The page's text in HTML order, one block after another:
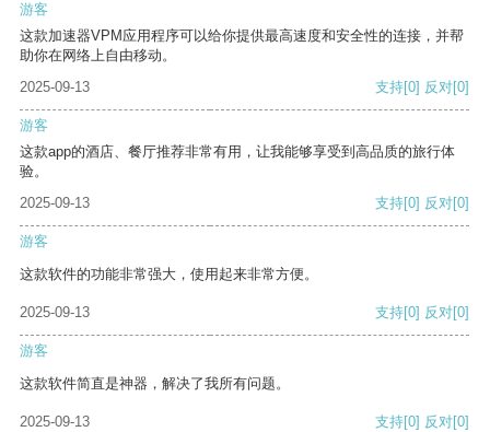
游客
这款加速器VPM应用程序可以给你提供最高速度和安全性的连接，并帮
助你在网络上自由移动。
2025-09-13
支持[0] 反对[0]
游客
这款app的酒店、餐厅推荐非常有用，让我能够享受到高品质的旅行体
验。
2025-09-13
支持[0] 反对[0]
游客
这款软件的功能非常强大，使用起来非常方便。
2025-09-13 支持[0] 反对[0]
游客
这款软件简直是神器，解决了我所有问题。
2025-09-13 支持[0] 反对[0]